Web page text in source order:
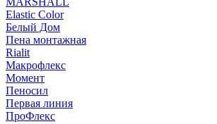
Elastic Color
Белый Дом
Пена монтажная
Rialit
Макрофлекс
Момент
Пеносил
Первая линия
ПроФлекс